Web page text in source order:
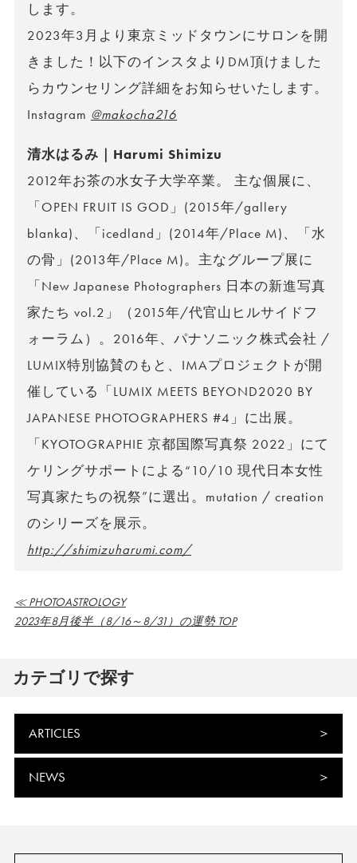
します。
2023年3月より東京ミッドタウンにサロンを開
きました！以下のインスタよりDM頂けました
らカウンセリング詳細をお知らせいたします。
Instagram @makocha216
清水はるみ｜Harumi Shimizu
2012年お茶の水女子大学卒業。 主な個展に、
「OPEN FRUIT IS GOD」(2015年/gallery
blanka)、「icedland」(2014年/Place M)、「水
の骨」(2013年/Place M)。主なグループ展に
「New Japanese Photographers 日本の新進写真
家たち vol.2」（2015年/代官山ヒルサイドフ
ォーラム）。2016年、パナソニック株式会社 /
LUMIX特別協賛のもと、IMAプロジェクトが開
催している「LUMIX MEETS BEYOND2020 BY
JAPANESE PHOTOGRAPHERS #4」に出展。
「KYOTOGRAPHIE 京都国際写真祭 2022」にて
ケリングサポートによる“10/10 現代日本女性
写真家たちの祝祭”に選出。mutation / creation
のシリーズを展示。
http://shimizuharumi.com/
≪ PHOTOASTROLOGY
2023年8月後半（8/16～8/31）の運勢 TOP
カテゴリで探す
ARTICLES
NEWS